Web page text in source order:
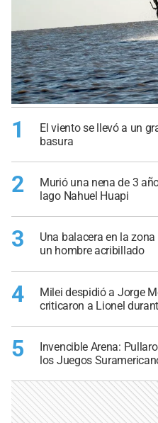
1
El viento se llevó a un
basura
2
Murió una nena de 3
lago Nahuel Huapi
3
Una balacera en la
un hombre acribillado
4
Milei despidió a Jorge
criticaron a Lionel
5
Invencible Arena:
los Juegos